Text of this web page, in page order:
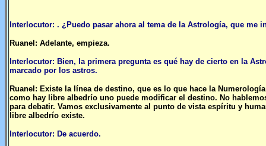
Interlocutor: . ¿Puedo pasar ahora al tema de la Astrología, que me
Ruanel: Adelante, empieza.
Interlocutor: Bien, la primera pregunta es qué hay de cierto en la
marcado por los astros.
Ruanel: Existe la línea de destino, que es lo que hace la
como hay libre albedrío uno puede modificar el destino. No
para debatir. Vamos exclusivamente al punto de vista espíritu y
libre albedrío existe.
Interlocutor: De acuerdo.